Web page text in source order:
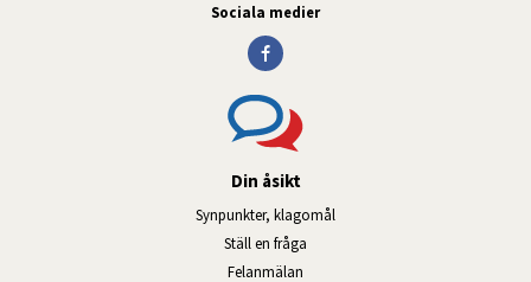
Sociala medier
Din åsikt
Synpunkter, klagomål
Ställ en fråga
Felanmälan